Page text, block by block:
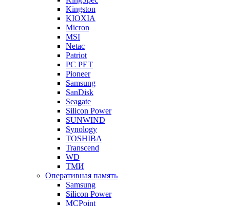
Kingston
KIOXIA
Micron
MSI
Netac
Patriot
PC PET
Pioneer
Samsung
SanDisk
Seagate
Silicon Power
SUNWIND
Synology
TOSHIBA
Transcend
WD
ТМИ
Оперативная память
Samsung
Silicon Power
MCPoint